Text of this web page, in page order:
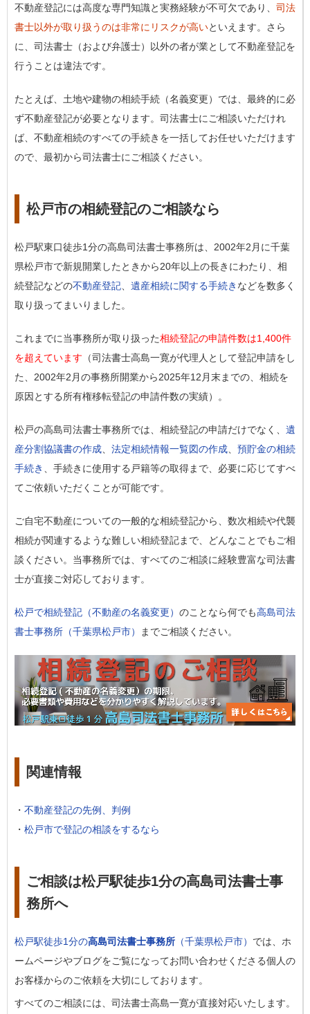
不動産登記には高度な専門知識と実務経験が不可欠であり、 司法
書士以外が取り扱うのは非常にリスクが高いといえます。さら
に、司法書士（および弁護士）以外の者が業として不動産登記を
行うことは違法です。
たとえば、土地や建物の相続手続（名義変更）では、最終的に必
ず不動産登記が必要となります。司法書士にご相談いただけれ
ば、不動産相続のすべての手続きを一括してお任せいただけます
ので、最初から司法書士にご相談ください。
松戸市の相続登記のご相談なら
松戸駅東口徒歩1分の高島司法書士事務所は、2002年2月に千葉
県松戸市で新規開業したときから20年以上の長きにわたり、相
続登記などの不動産登記 遺産相続に関する手続き などを数多く
取り扱ってまいりました。
これまでに当事務所が取り扱った相続登記の申請件数は1,400件
を超えています （司法書士高島一寛が代理人として登記申請をし
た、2002年2月の事務所開業から2025年12月末までの、相続を
原因とする所有権移転登記の申請件数の実績）。
松戸の高島司法書士事務所では、相続登記の申請だけでなく、 遺
産分割協議書の作成
法定相続情報一覧図の作成
預貯金の相続
手続き
、手続きに使用する戸籍等の取得まで、必要に応じてすべ
てご依頼いただくことが可能です。
ご自宅不動産についての一般的な相続登記から、数次相続や代襲
相続が関連するような難しい相続登記まで、どんなことでもご相
談ください。当事務所では、すべてのご相談に経験豊富な司法書
士が直接ご対応しております。
松戸で相続登記（不動産の名義変更） のことなら何でも高島司法
書士事務所（千葉県松戸市）
までご相談ください。
関連情報
・ 不動産登記の先例、判例
・ 松戸市で登記の相談をするなら
ご相談は松戸駅徒歩1分の高島司法書士事
務所へ
松戸駅徒歩1分の高島司法書士事務所 （千葉県松戸市） では、ホ
ームページやブログをご覧になってお問い合わせくださる個人の
お客様からのご依頼を大切にしております。
すべてのご相談には、司法書士高島一寛が直接対応いたします。